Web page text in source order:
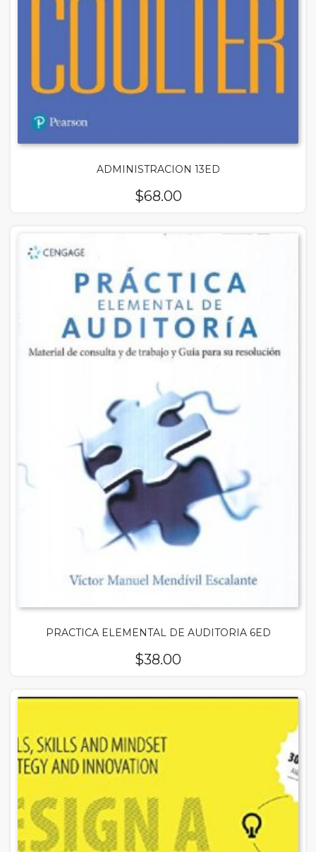
ADMINISTRACION 13ED
$68.00
PRACTICA ELEMENTAL DE AUDITORIA 6ED
$38.00